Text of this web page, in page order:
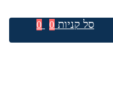
סל קניות 0
0